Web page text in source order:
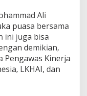
Ali
puasa bersama
ini juga bisa
demikian,
Pengawas Kinerja
LKHAI, dan